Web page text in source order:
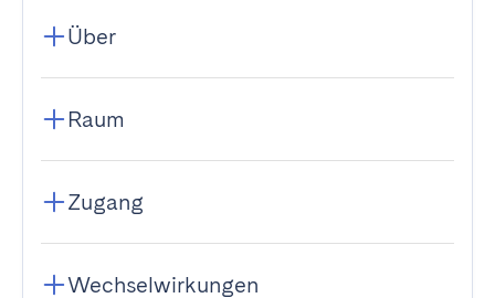
Über
Raum
Zugang
Wechselwirkungen